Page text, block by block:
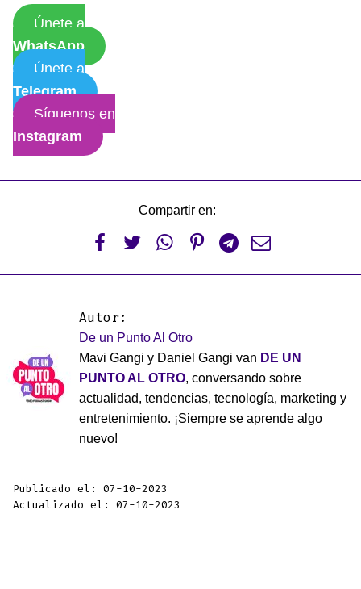
Únete a
WhatsApp
Únete a
Telegram
Síguenos en
Instagram
Compartir en:
     
Autor:
De un Punto Al Otro
Mavi Gangi y Daniel Gangi van DE UN
PUNTO AL OTRO, conversando sobre
actualidad, tendencias, tecnología, marketing y
entretenimiento. ¡Siempre se aprende algo
nuevo!
Publicado el: 07-10-2023
Actualizado el: 07-10-2023